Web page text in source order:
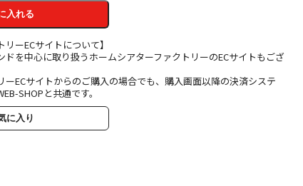
入れる
リーECサイトについて】
ドを中心に取り扱うホームシアターファクトリーのECサイトもござ
ーECサイトからのご購入の場合でも、購入画面以降の決済システ
SHOPと共通です。
に入り